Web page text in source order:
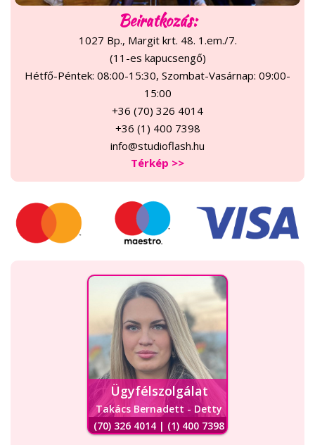
Beiratkozás:
1027 Bp., Margit krt. 48. 1.em./7.
(11-es kapucsengő)
Hétfő-Péntek: 08:00-15:30, Szombat-Vasárnap: 09:00-
15:00
+36 (70) 326 4014
+36 (1) 400 7398
info@studioflash.hu
Térkép >>
Ügyfélszolgálat
Takács Bernadett - Detty
(70) 326 4014 | (1) 400 7398